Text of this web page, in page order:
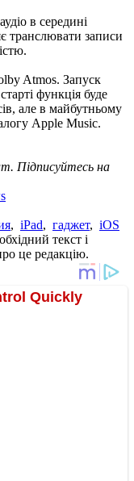
в середині
транслювати записи
Atmos. Запуск
функція буде
але в майбутньому
Apple Music.
Підписуйтесь на
, iPad, гаджет, iOS
текст і
це редакцію.